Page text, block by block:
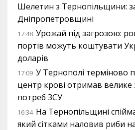
Шелетин з Тернопільщини:
Дніпропетровщині
17:48 Урожай під загрозою:
портів можуть коштувати
доларів
17:09 У Тернополі терміново
центр крові отримав велике
потреб ЗСУ
16:34 На Тернопільщині
який сітками наловив риби